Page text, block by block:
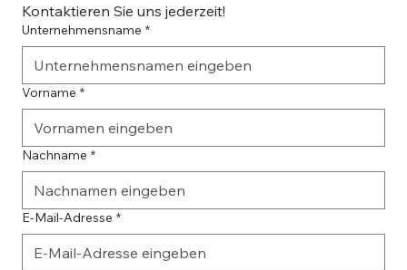
Kontaktieren Sie uns jederzeit!
Unternehmensname *
Vorname *
Nachname *
E-Mail-Adresse *